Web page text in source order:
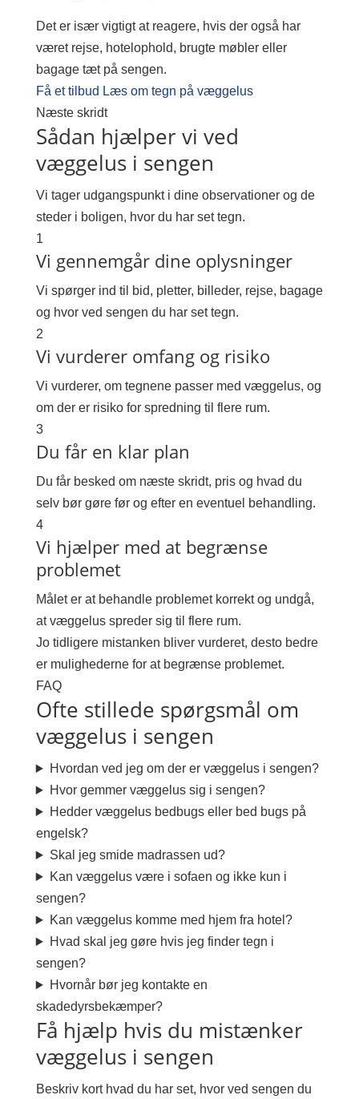
Det er især vigtigt at reagere, hvis der også har
været rejse, hotelophold, brugte møbler eller
bagage tæt på sengen.
Få et tilbud Læs om tegn på væggelus
Næste skridt
Sådan hjælper vi ved
væggelus i sengen
Vi tager udgangspunkt i dine observationer og de
steder i boligen, hvor du har set tegn.
1
Vi gennemgår dine oplysninger
Vi spørger ind til bid, pletter, billeder, rejse, bagage
og hvor ved sengen du har set tegn.
2
Vi vurderer omfang og risiko
Vi vurderer, om tegnene passer med væggelus, og
om der er risiko for spredning til flere rum.
3
Du får en klar plan
Du får besked om næste skridt, pris og hvad du
selv bør gøre før og efter en eventuel behandling.
4
Vi hjælper med at begrænse
problemet
Målet er at behandle problemet korrekt og undgå,
at væggelus spreder sig til flere rum.
Jo tidligere mistanken bliver vurderet, desto bedre
er mulighederne for at begrænse problemet.
FAQ
Ofte stillede spørgsmål om
væggelus i sengen
Hvordan ved jeg om der er væggelus i sengen?
Hvor gemmer væggelus sig i sengen?
Hedder væggelus bedbugs eller bed bugs på
engelsk?
Skal jeg smide madrassen ud?
Kan væggelus være i sofaen og ikke kun i
sengen?
Kan væggelus komme med hjem fra hotel?
Hvad skal jeg gøre hvis jeg finder tegn i
sengen?
Hvornår bør jeg kontakte en
skadedyrsbekæmper?
Få hjælp hvis du mistænker
væggelus i sengen
Beskriv kort hvad du har set, hvor ved sengen du